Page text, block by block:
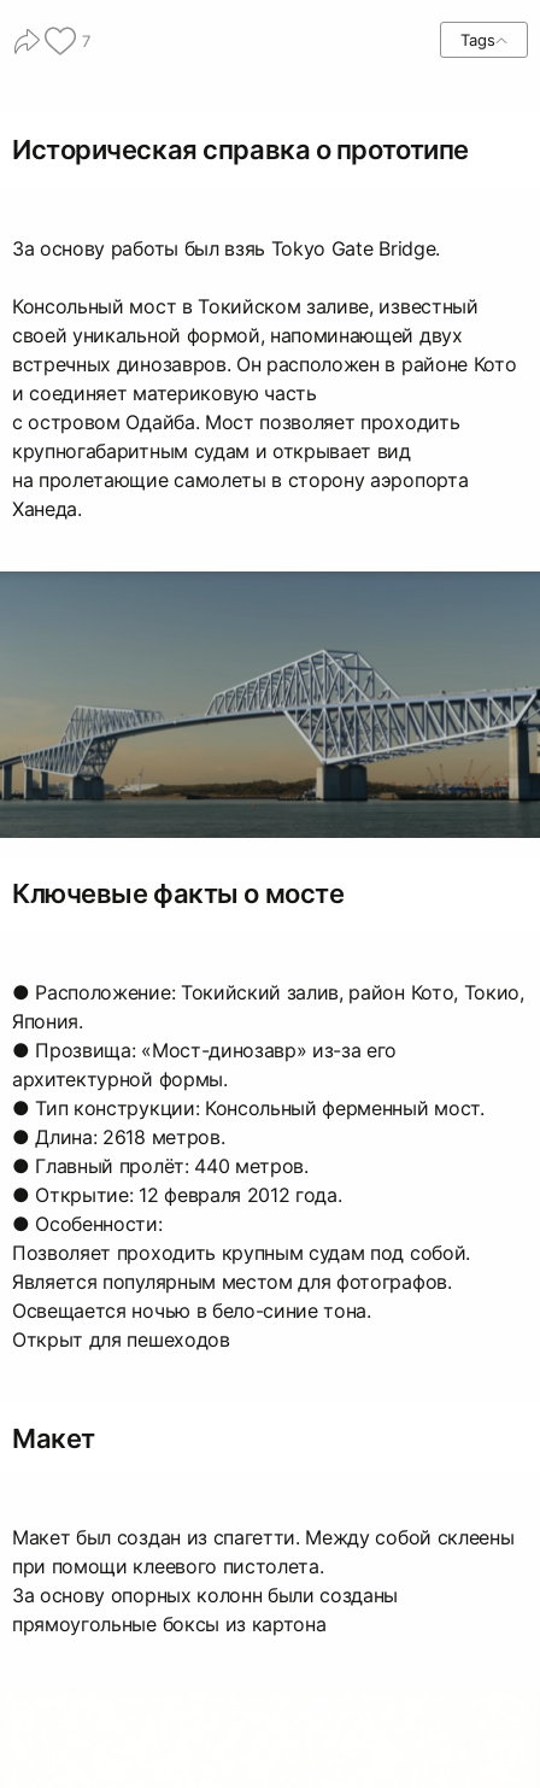
7 Tags
Историческая справка о прототипе
За основу работы был взяь Tokyo Gate Bridge.
Консольный мост в Токийском заливе, известный
своей уникальной формой, напоминающей двух
встречных динозавров. Он расположен в районе Кото
и соединяет материковую часть
с островом Одайба. Мост позволяет проходить
крупногабаритным судам и открывает вид
на пролетающие самолеты в сторону аэропорта
Ханеда.
Ключевые факты о мосте
● Расположение: Токийский залив, район Кото, Токио,
Япония.
● Прозвища: «Мост-динозавр» из-за его
архитектурной формы.
● Тип конструкции: Консольный ферменный мост.
● Длина: 2618 метров.
● Главный пролёт: 440 метров.
● Открытие: 12 февраля 2012 года.
● Особенности:
Позволяет проходить крупным судам под собой.
Является популярным местом для фотографов.
Освещается ночью в бело-синие тона.
Открыт для пешеходов
Макет
Макет был создан из спагетти. Между собой склеены
при помощи клеевого пистолета.
За основу опорных колонн были созданы
прямоугольные боксы из картона